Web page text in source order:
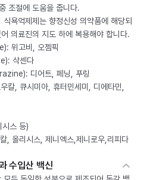
조절에 도움을 줍니다.
욕억제제는 향정신성 의약품에 해당되
의료진의 지도 하에 복용해야 합니다.
위고비, 오젬픽
삭센다
디어트, 페닝, 푸링
, 큐시미아, 휴터민세미, 디에타민,
스 등)
, 올리시스, 제니엑스,제니로우,리피다
수입산 백신